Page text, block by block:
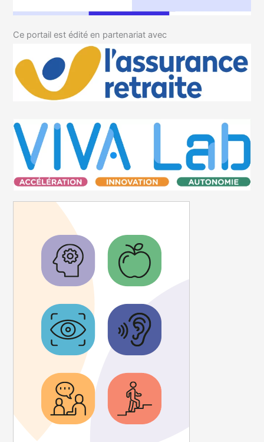
Ce portail est édité en partenariat avec